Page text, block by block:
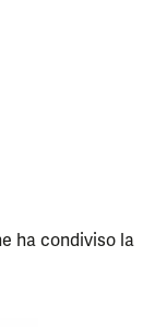
ha condiviso la